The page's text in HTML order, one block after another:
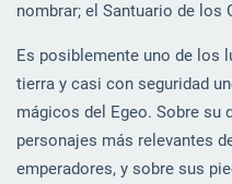
nombrar; el Santuario de los
Es posiblemente uno de los
tierra y casi con seguridad
mágicos del Egeo. Sobre
personajes más relevantes
emperadores, y sobre sus